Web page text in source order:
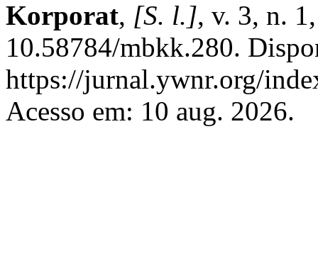
Korporat, [S. l.], v. 3, n.
10.58784/mbkk.280.
https://jurnal.ywnr.org/
Acesso em: 10 aug. 2026.